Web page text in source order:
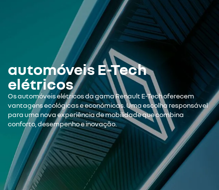
automóveis E-Tech
elétricos
Os automóveis elétricos da gama Renault E-Tech oferecem
vantagens ecológicas e económicas. Uma escolha responsável
para uma nova experiência de mobilidade que combina
conforto, desempenho e inovação.